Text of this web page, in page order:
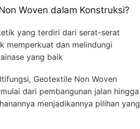
Woven dalam Konstruksi?
yang terdiri dari serat-serat
memperkuat dan melindungi
yang baik
Geotextile Non Woven
dari pembangunan jalan hingga
menjadikannya pilihan yang